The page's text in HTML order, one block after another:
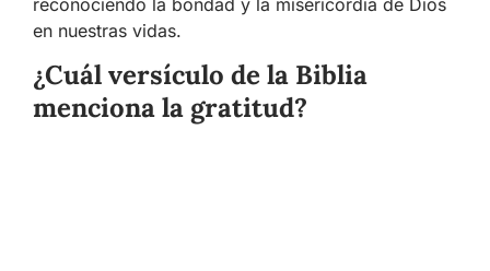
en nuestras vidas.
¿Cuál versículo de la Biblia
menciona la gratitud?